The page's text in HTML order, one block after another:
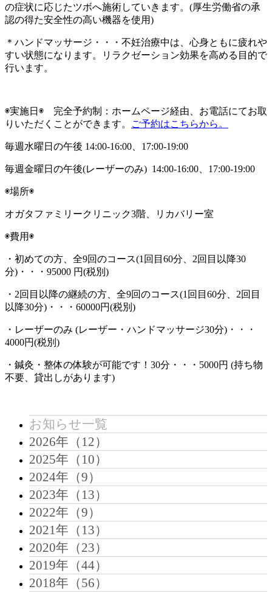
の症状に応じたツボへ施術していきます。(厚生労働省の承
認の得た安全性の高い機器を使用)
＊ハンドマッサージ・・・不妊治療中は、心身ともに疲れや
すい状態になります。リラクゼーション効果を高める目的で
行います。
◉実施日◉ 完全予約制：ホームページ経由、お電話にてお取
りいただくことができます。
ご予約はこちらから。
毎週水曜日の午後 14:00-16:00、17:00-19:00
毎週金曜日の午後(レーザーのみ) 14:00-16:00、17:00-19:00
◉場所◉
オガタファミリークリニック3階、リカバリー室
◉費用◉
・初めての方、全9回のコース(1回目60分、2回目以降30
分)・・・95000 円(税別)
・2回目以降の継続の方、全9回のコース(1回目60分、2回目
以降30分)・・・60000円(税別)
・レーザーのみ (レーザー・ハンドマッサージ30分)・・・
4000円(税別)
・鍼灸・整体の体験が可能です！30分・・・5000円 (持ち物
不要、貸出しがあります)
お知らせ一覧
2026年（12）
2025年（10）
2024年（9）
2023年（13）
2022年（9）
2021年（13）
2020年（23）
2019年（44）
2018年（56）